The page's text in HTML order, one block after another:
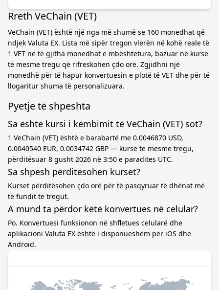
Rreth VeChain (VET)
VeChain (VET) është një nga më shumë se 160 monedhat që
ndjek Valuta EX. Lista më sipër tregon vlerën në kohë reale të
1 VET në të gjitha monedhat e mbështetura, bazuar në kurse
të mesme tregu që rifreskohen çdo orë. Zgjidhni një
monedhë për të hapur konvertuesin e plotë të VET dhe për të
llogaritur shuma të personalizuara.
Pyetje të shpeshta
Sa është kursi i këmbimit të VeChain (VET) sot?
1 VeChain (VET) është e barabartë me 0.0046870 USD,
0.0040540 EUR, 0.0034742 GBP — kurse të mesme tregu,
përditësuar 8 gusht 2026 në 3:50 e paradites UTC.
Sa shpesh përditësohen kurset?
Kurset përditësohen çdo orë për të pasqyruar të dhënat më
të fundit të tregut.
A mund ta përdor këtë konvertues në celular?
Po. Konvertuesi funksionon në shfletues celularë dhe
aplikacioni Valuta EX është i disponueshëm për iOS dhe
Android.